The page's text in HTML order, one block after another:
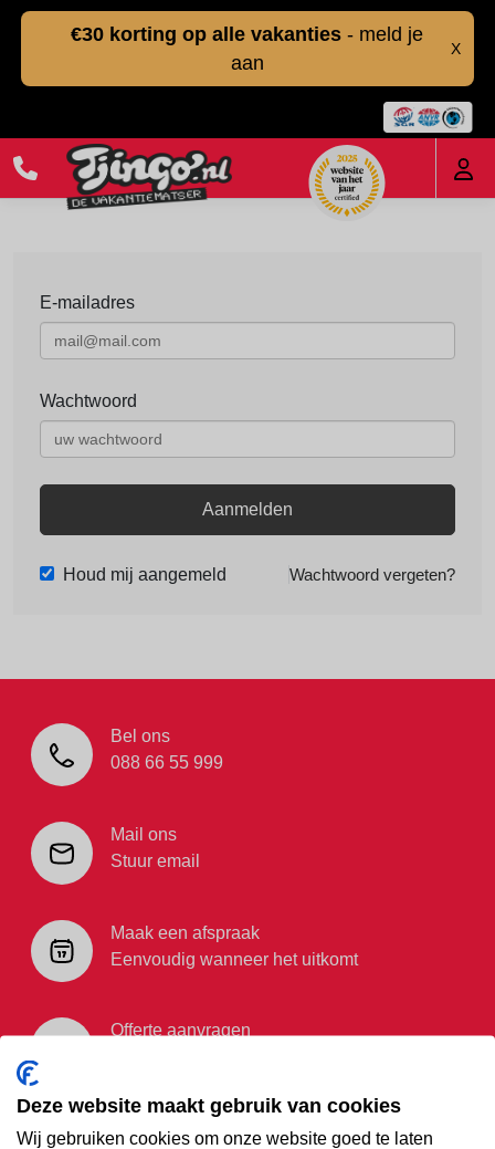
€30 korting op alle vakanties - meld je
aan
X
E-mailadres
Wachtwoord
Aanmelden
Houd mij aangemeld Wachtwoord vergeten?
Bel ons
088 66 55 999
Mail ons
Stuur email
Maak een afspraak
Eenvoudig wanneer het uitkomt
Offerte aanvragen
Deze website maakt gebruik van cookies
Wij gebruiken cookies om onze website goed te laten